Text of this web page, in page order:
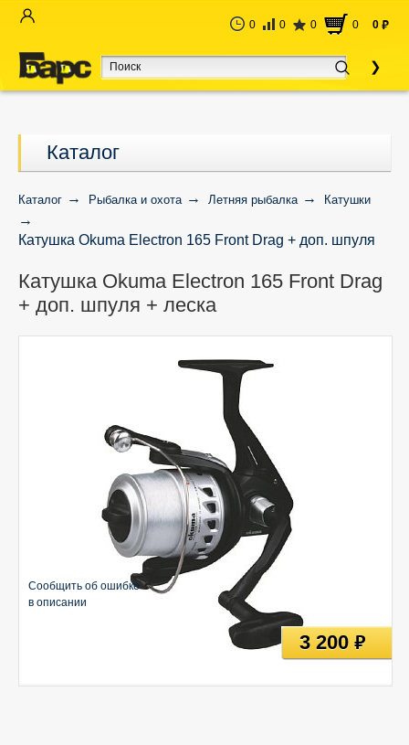
0 0 0 0 0 руб
Каталог
Каталог Рыбалка и охота Летняя рыбалка Катушки
Катушка Okuma Electron 165 Front Drag + доп. шпуля
Катушка Okuma Electron 165 Front Drag
+ доп. шпуля + леска
Сообщить об ошибке
в описании
3 200руб